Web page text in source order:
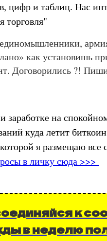
и таблиц. Нас
торговля"
как установишь
Договорились ?!
на
куда летит
я размещаю все
в личку сюда >>>
к
в неделю